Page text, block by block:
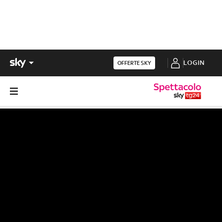
OFFERTE SKY LOGIN